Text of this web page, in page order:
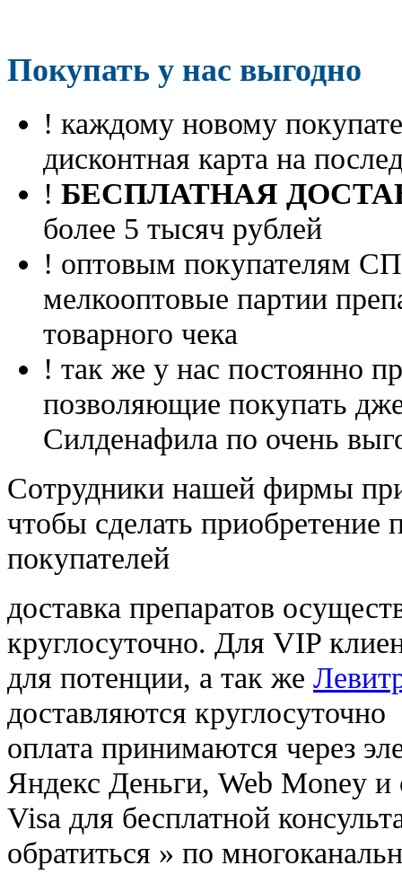
Покупать у нас выгодно
! каждому новому
дисконтная карта на
! БЕСПЛАТНАЯ
более 5 тысяч рублей
! оптовым покупателям
мелкооптовые партии
товарного чека
! так же у нас постоянно
позволяющие покупать
Силденафила по очень
Cотрудники нашей фирмы
чтобы сделать приобретение
покупателей
доставка препаратов
круглосуточно. Для VIP
для потенции, а так же
доставляются круглосуточно
оплата принимаются через
Яндекс Деньги, Web Money и
Visa для бесплатной
обратиться » по